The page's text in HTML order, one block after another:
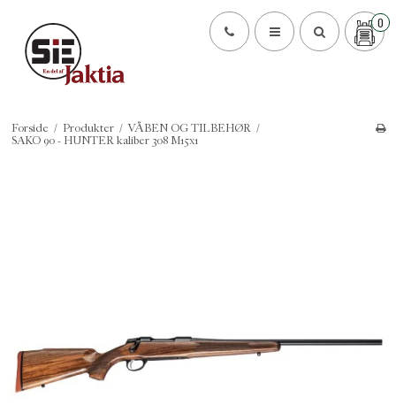
0
Forside / Produkter / VÅBEN OG TILBEHØR /
SAKO 90 - HUNTER kaliber 308 M15x1